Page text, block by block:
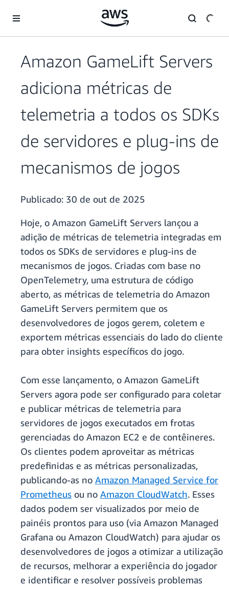
Pular para o conteúdo principal
Amazon GameLift Servers
adiciona métricas de
telemetria a todos os SDKs
de servidores e plug-ins de
mecanismos de jogos
Publicado: 30 de out de 2025
Hoje, o Amazon GameLift Servers lançou a
adição de métricas de telemetria integradas em
todos os SDKs de servidores e plug-ins de
mecanismos de jogos. Criadas com base no
OpenTelemetry, uma estrutura de código
aberto, as métricas de telemetria do Amazon
GameLift Servers permitem que os
desenvolvedores de jogos gerem, coletem e
exportem métricas essenciais do lado do cliente
para obter insights específicos do jogo.
Com esse lançamento, o Amazon GameLift
Servers agora pode ser configurado para coletar
e publicar métricas de telemetria para
servidores de jogos executados em frotas
gerenciadas do Amazon EC2 e de contêineres.
Os clientes podem aproveitar as métricas
predefinidas e as métricas personalizadas,
publicando-as no Amazon Managed Service for
Prometheus ou no Amazon CloudWatch. Esses
dados podem ser visualizados por meio de
painéis prontos para uso (via Amazon Managed
Grafana ou Amazon CloudWatch) para ajudar os
desenvolvedores de jogos a otimizar a utilização
de recursos, melhorar a experiência do jogador
e identificar e resolver possíveis problemas